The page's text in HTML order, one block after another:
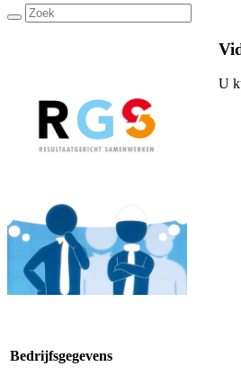
U
Bedrijfsgegevens